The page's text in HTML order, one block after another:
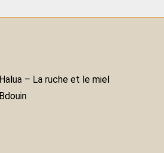
Halua – La ruche et le miel
Bdouin